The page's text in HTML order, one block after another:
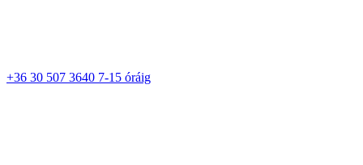
+36 30 507 3640 7-15 óráig